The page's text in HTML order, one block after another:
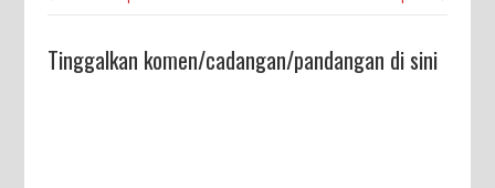
Tinggalkan komen/cadangan/pandangan di sini